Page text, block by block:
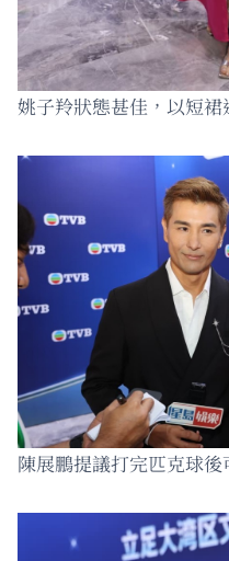
姚子羚狀態甚佳，以短裙
陳展鵬提議打完匹克球後